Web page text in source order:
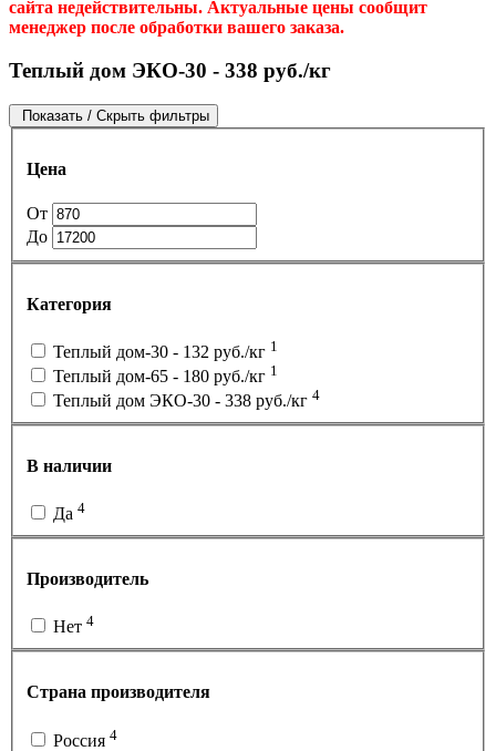
сайта недействительны. Актуальные цены сообщит
менеджер после обработки вашего заказа.
Теплый дом ЭКО-30 - 338 руб./кг
Показать / Скрыть фильтры
Цена
От
До
Категория
Теплый дом-30 - 132 руб./кг 1
Теплый дом-65 - 180 руб./кг 1
Теплый дом ЭКО-30 - 338 руб./кг 4
В наличии
Да 4
Производитель
Нет 4
Страна производителя
Россия 4